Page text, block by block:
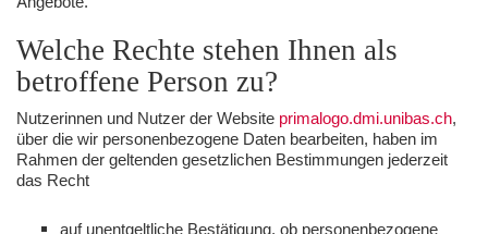
Welche Rechte stehen Ihnen als
betroffene Person zu?
Nutzerinnen und Nutzer der Website primalogo.dmi.unibas.ch,
über die wir personenbezogene Daten bearbeiten, haben im
Rahmen der geltenden gesetzlichen Bestimmungen jederzeit
das Recht
auf unentgeltliche Bestätigung, ob personenbezogene